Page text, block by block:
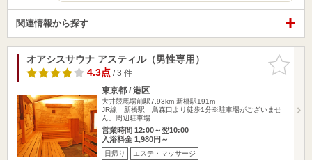
関連情報から探す
お気に入
りに追加
オアシスサウナ アスティル（男性専用）
4.3点/ 3 件
東京都 / 港区
大井競馬場前駅7.93km 新橋駅191m
JR線 新橋駅 鳥森口より徒歩1分※駐車場がございませ
ん。周辺駐車場…
営業時間 12:00～翌10:00
入浴料金 1,980円～
日帰り エステ・マッサージ